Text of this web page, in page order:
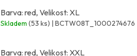
Barva: red, Velikost: XL
Skladem (53 ks) | BCTW08T_1000274676
Barva: red, Velikost: XXL